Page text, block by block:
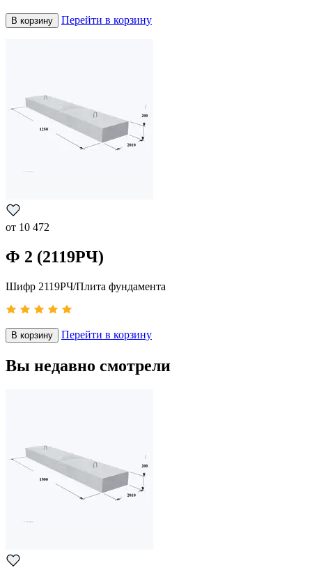
В корзину Перейти в корзину
от 10 472
Ф 2 (2119РЧ)
Шифр 2119РЧ/Плита фундамента
В корзину Перейти в корзину
Вы недавно смотрели